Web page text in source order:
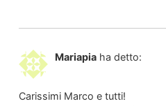
Mariapia ha detto:
Carissimi Marco e tutti!